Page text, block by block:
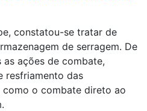
constatou-se tratar de
de serragem. De
ações de combate,
resfriamento das
o combate direto ao